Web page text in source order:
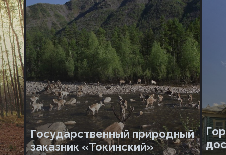
Государственный природный
заказник «Токинский»